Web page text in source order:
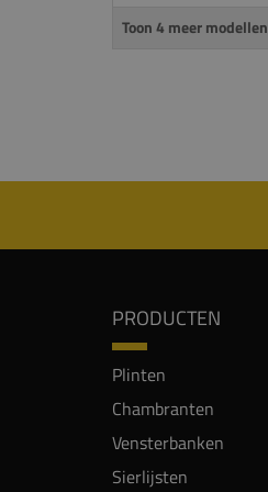
Toon 4 meer modellen
PRODUCTEN
Plinten
Chambranten
Vensterbanken
Sierlijsten